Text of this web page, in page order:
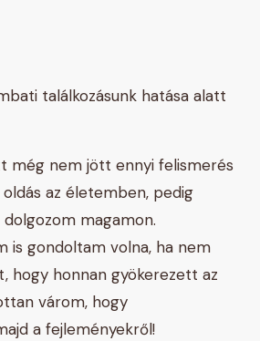
találkozásunk hatása alatt
még nem jött ennyi felismerés
az életemben, pedig
magamon.
is gondoltam volna, ha nem
hogy honnan gyökerezett az
várom, hogy
a fejleményekről!